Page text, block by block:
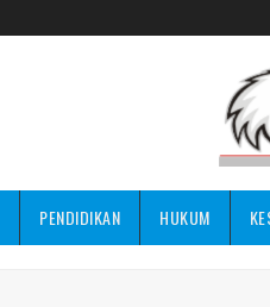
PENDIDIKAN HUKUM